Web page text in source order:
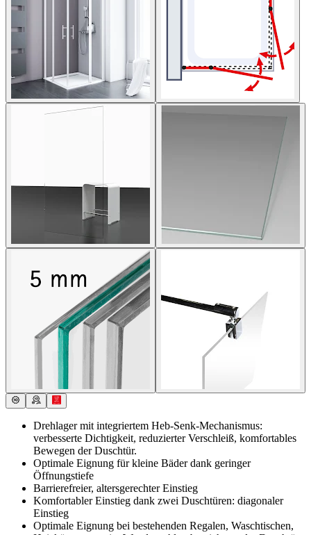
Drehlager mit integriertem Heb-Senk-Mechanismus:
verbesserte Dichtigkeit, reduzierter Verschleiß, komfortables
Bewegen der Duschtür.
Optimale Eignung für kleine Bäder dank geringer
Öffnungstiefe
Barrierefreier, altersgerechter Einstieg
Komfortabler Einstieg dank zwei Duschtüren: diagonaler
Einstieg
Optimale Eignung bei bestehenden Regalen, Waschtischen,